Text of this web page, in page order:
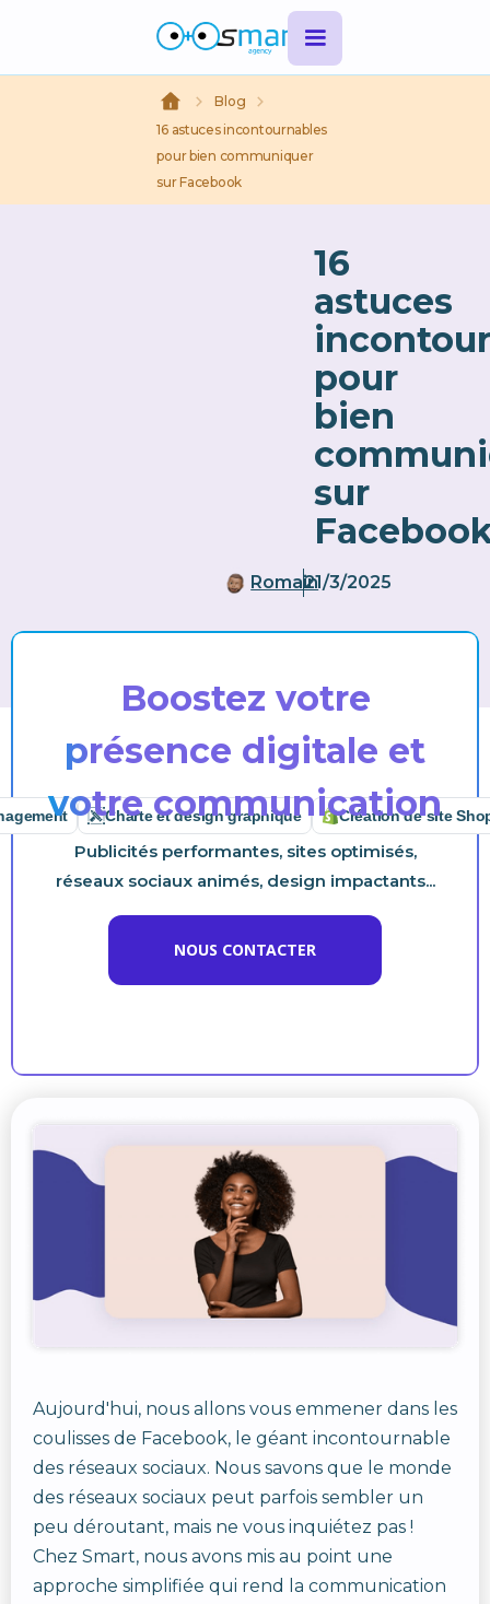
Blog
16 astuces incontournables
pour bien communiquer
sur Facebook
16
astuces
pour
bien
sur
Romain21/3/2025
Boostez votre
présence digitale et
votre communication
Publicités performantes, sites optimisés,
réseaux sociaux animés, design impactants...
NOUS CONTACTER
Charte et design graphique Création de site Shopify
Aujourd'hui, nous allons vous emmener dans les
coulisses de Facebook, le géant incontournable
des réseaux sociaux. Nous savons que le monde
des réseaux sociaux peut parfois sembler un
peu déroutant, mais ne vous inquiétez pas !
Chez Smart, nous avons mis au point une
approche simplifiée qui rend la communication